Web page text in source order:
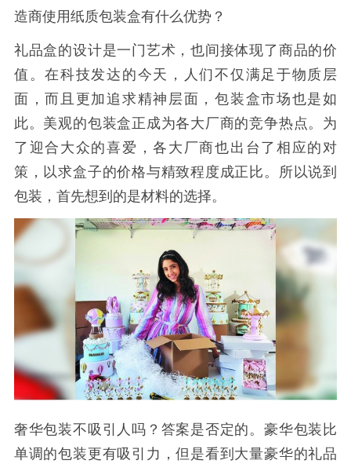
造商使用纸质包装盒有什么优势？
礼品盒的设计是一门艺术，也间接体现了商品的价
值。在科技发达的今天，人们不仅满足于物质层
面，而且更加追求精神层面，包装盒市场也是如
此。美观的包装盒正成为各大厂商的竞争热点。为
了迎合大众的喜爱，各大厂商也出台了相应的对
策，以求盒子的价格与精致程度成正比。所以说到
包装，首先想到的是材料的选择。
奢华包装不吸引人吗？答案是否定的。豪华包装比
单调的包装更有吸引力，但是看到大量豪华的礼品